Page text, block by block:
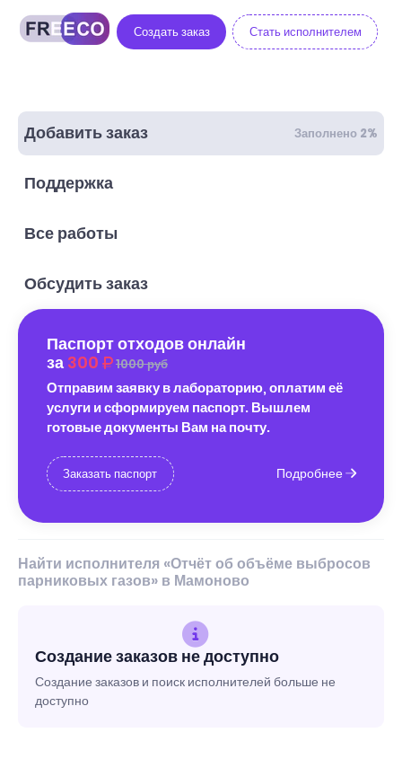
Создать заказ Стать исполнителем
Добавить заказ Заполнено 2%
Поддержка
Все работы
Обсудить заказ
Паспорт отходов онлайн
за 300 1000 руб
Отправим заявку в лабораторию, оплатим её
услуги и сформируем паспорт. Вышлем
готовые документы Вам на почту.
Заказать паспорт Подробнее
Найти исполнителя «Отчёт об объёме выбросов
парниковых газов» в Мамоново
Создание заказов не доступно
Создание заказов и поиск исполнителей больше не
доступно